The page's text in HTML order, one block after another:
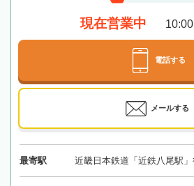
現在営業中
電話する
メールする
最寄駅 近畿日本鉄道「近鉄八尾駅